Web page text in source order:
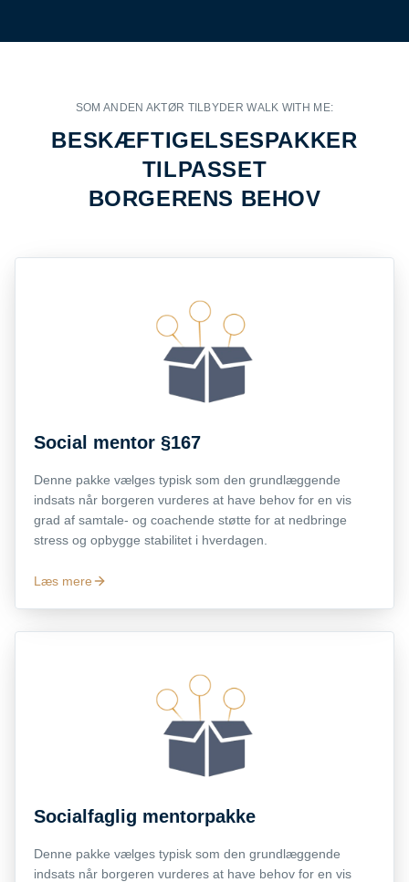
SOM ANDEN AKTØR TILBYDER WALK WITH ME:
BESKÆFTIGELSESPAKKER
TILPASSET
BORGERENS BEHOV
Social mentor §167
Denne pakke vælges typisk som den grundlæggende
indsats når borgeren vurderes at have behov for en vis
grad af samtale- og coachende støtte for at nedbringe
stress og opbygge stabilitet i hverdagen.
Læs mere
Socialfaglig mentorpakke
Denne pakke vælges typisk som den grundlæggende
indsats når borgeren vurderes at have behov for en vis